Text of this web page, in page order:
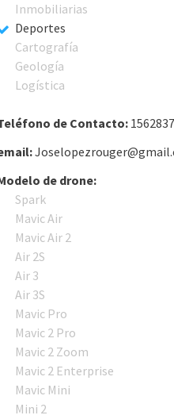
Inmobiliarias
Deportes
Cartografía
Geología
Logística
de Contacto:
de drone:
Spark
Mavic Air
Mavic Air 2
Air 2S
Air 3
Air 3S
Mavic Pro
Mavic 2 Pro
Mavic 2 Zoom
Mavic 2 Enterprise
Mavic Mini
Mini 2